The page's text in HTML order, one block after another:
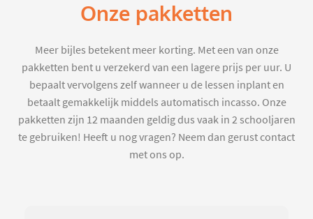
Onze pakketten
Meer bijles betekent meer korting. Met een van onze
pakketten bent u verzekerd van een lagere prijs per uur. U
bepaalt vervolgens zelf wanneer u de lessen inplant en
betaalt gemakkelijk middels automatisch incasso. Onze
pakketten zijn 12 maanden geldig dus vaak in 2 schooljaren
te gebruiken! Heeft u nog vragen? Neem dan gerust contact
met ons op.